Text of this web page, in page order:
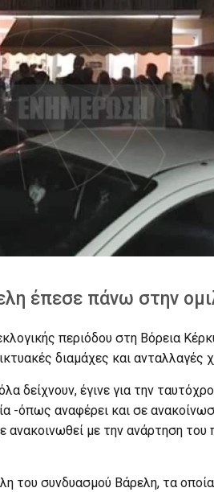
έπεσε πάνω στην
περιόδου στη Βόρεια
διαμάχες και ανταλλαγές
δείχνουν, έγινε για την
-όπως αναφέρει και σε
ανακοινωθεί με την ανάρτηση
του συνδυασμού Βάρελη, τα